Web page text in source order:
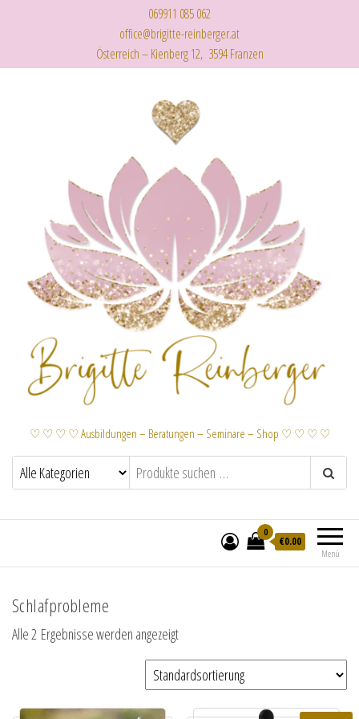
069911 085 062
office@brigitte-reinberger.at
Österreich – Kienberg 12, 3594 Franzen
♡ ♡ ♡ ♡ Ausbildungen – Beratungen – Seminare – Shop ♡ ♡ ♡ ♡
Menü
0
€0.00
Schlafprobleme
Alle 2 Ergebnisse werden angezeigt